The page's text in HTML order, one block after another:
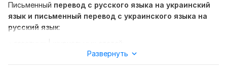
Письменный перевод с русского языка на украинский
язык и письменный перевод с украинского языка на
русский язык:
Развернуть